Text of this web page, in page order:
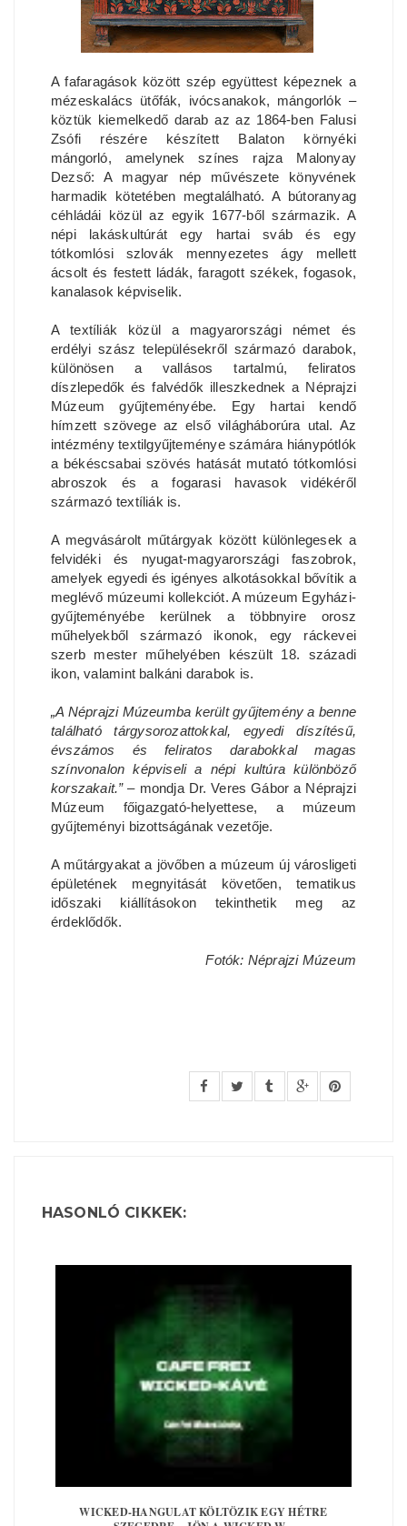
A fafaragások között szép együttest képeznek a
mézeskalács ütőfák, ivócsanakok, mángorlók –
köztük kiemelkedő darab az az 1864-ben Falusi
Zsófi részére készített Balaton környéki
mángorló, amelynek színes rajza Malonyay
Dezső: A magyar nép művészete könyvének
harmadik kötetében megtalálható. A bútoranyag
céhládái közül az egyik 1677-ből származik. A
népi lakáskultúrát egy hartai sváb és egy
tótkomlósi szlovák mennyezetes ágy mellett
ácsolt és festett ládák, faragott székek, fogasok,
kanalasok képviselik.
A textíliák közül a magyarországi német és
erdélyi szász településekről származó darabok,
különösen a vallásos tartalmú, feliratos
díszlepedők és falvédők illeszkednek a Néprajzi
Múzeum gyűjteményébe. Egy hartai kendő
hímzett szövege az első világháborúra utal. Az
intézmény textilgyűjteménye számára hiánypótlók
a békéscsabai szövés hatását mutató tótkomlósi
abroszok és a fogarasi havasok vidékéről
származó textíliák is.
A megvásárolt műtárgyak között különlegesek a
felvidéki és nyugat-magyarországi faszobrok,
amelyek egyedi és igényes alkotásokkal bővítik a
meglévő múzeumi kollekciót. A múzeum Egyházi-
gyűjteményébe kerülnek a többnyire orosz
műhelyekből származó ikonok, egy ráckevei
szerb mester műhelyében készült 18. századi
ikon, valamint balkáni darabok is.
„A Néprajzi Múzeumba került gyűjtemény a benne
található tárgysorozattokkal, egyedi díszítésű,
évszámos és feliratos darabokkal magas
színvonalon képviseli a népi kultúra különböző
korszakait.”– mondja Dr. Veres Gábor a Néprajzi
Múzeum főigazgató-helyettese, a múzeum
gyűjteményi bizottságának vezetője.
A műtárgyakat a jövőben a múzeum új városligeti
épületének megnyitását követően, tematikus
időszaki kiállításokon tekinthetik meg az
érdeklődők.
Fotók: Néprajzi Múzeum
HASONLÓ CIKKEK:
WICKED-HANGULAT KÖLTÖZIK EGY HÉTRE